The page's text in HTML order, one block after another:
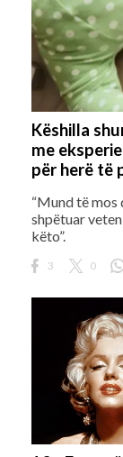
Këshilla
me
për herë të
“Mund të mos
shpëtuar
këto”.
3 0